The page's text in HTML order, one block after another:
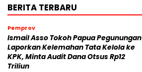
BERITA TERBARU
Pemprov
Ismail Asso Tokoh Papua Pegunungan
Laporkan Kelemahan Tata Kelola ke
KPK, Minta Audit Dana Otsus Rp12
Triliun